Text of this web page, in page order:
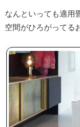
なんといっても適用
空間がひろがってる